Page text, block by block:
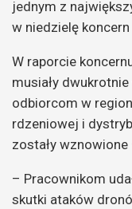
jednym z
w niedzielę
W raporcie
musiały
odbiorcom w
rdzeniowej i
zostały
– Pracownikom
skutki ataków